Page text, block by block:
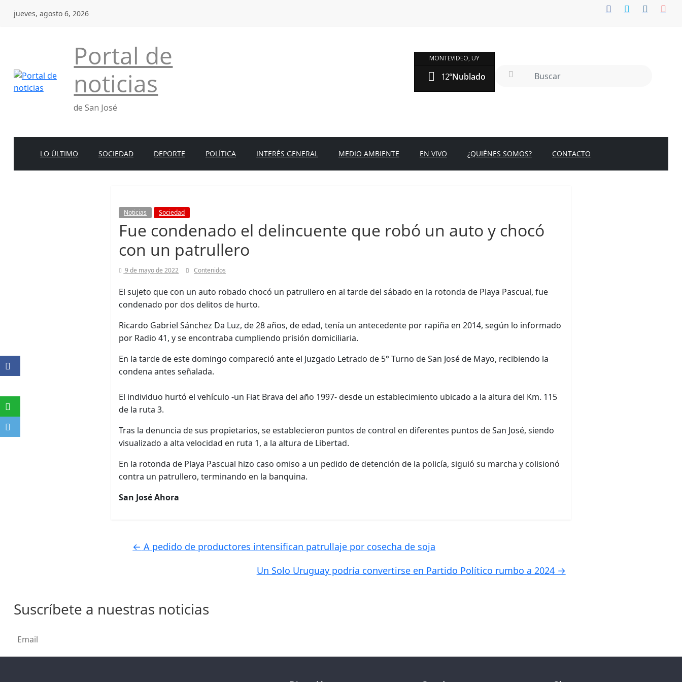
jueves, agosto 6, 2026
Portal de
noticias
de San José
MONTEVIDEO, UY
12°Nublado
LO ÚLTIMO SOCIEDAD DEPORTE POLÍTICA INTERÉS GENERAL MEDIO AMBIENTE EN VIVO ¿QUIÉNES SOMOS? CONTACTO
Noticias Sociedad
Fue condenado el delincuente que robó un auto y chocó
con un patrullero
9 de mayo de 2022 Contenidos
El sujeto que con un auto robado chocó un patrullero en al tarde del sábado en la rotonda de Playa Pascual, fue
condenado por dos delitos de hurto.
Ricardo Gabriel Sánchez Da Luz, de 28 años, de edad, tenía un antecedente por rapiña en 2014, según lo informado
por Radio 41, y se encontraba cumpliendo prisión domiciliaria.
En la tarde de este domingo compareció ante el Juzgado Letrado de 5° Turno de San José de Mayo, recibiendo la
condena antes señalada.
El individuo hurtó el vehículo -un Fiat Brava del año 1997- desde un establecimiento ubicado a la altura del Km. 115
de la ruta 3.
Tras la denuncia de sus propietarios, se establecieron puntos de control en diferentes puntos de San José, siendo
visualizado a alta velocidad en ruta 1, a la altura de Libertad.
En la rotonda de Playa Pascual hizo caso omiso a un pedido de detención de la policía, siguió su marcha y colisionó
contra un patrullero, terminando en la banquina.
San José Ahora
← A pedido de productores intensifican patrullaje por cosecha de soja
Un Solo Uruguay podría convertirse en Partido Político rumbo a 2024 →
Suscríbete a nuestras noticias